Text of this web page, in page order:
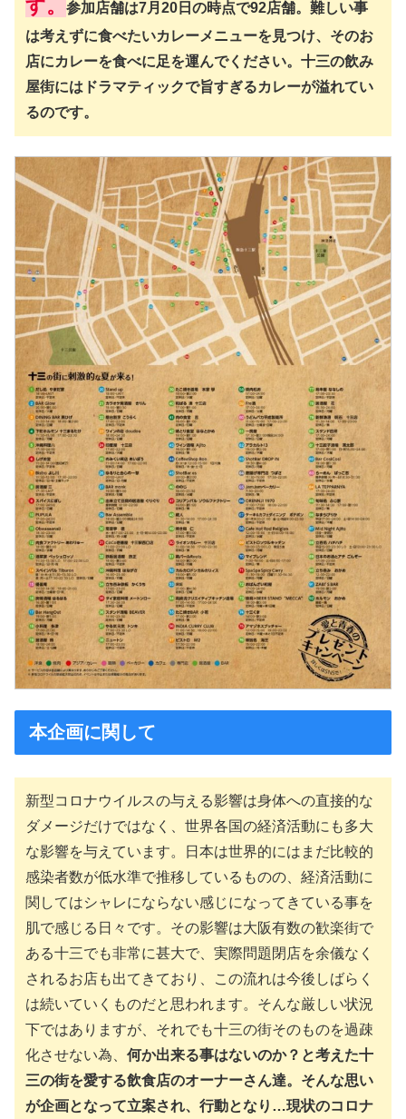
す。
参加店舗は7月20日の時点で92店舗。難しい事
は考えずに食べたいカレーメニューを見つけ、そのお
店にカレーを食べに足を運んでください。十三の飲み
屋街にはドラマティックで旨すぎるカレーが溢れてい
るのです。
本企画に関して
新型コロナウイルスの与える影響は身体への直接的な
ダメージだけではなく、世界各国の経済活動にも多大
な影響を与えています。日本は世界的にはまだ比較的
感染者数が低水準で推移しているものの、経済活動に
関してはシャレにならない感じになってきている事を
肌で感じる日々です。その影響は大阪有数の歓楽街で
ある十三でも非常に甚大で、実際問題閉店を余儀なく
されるお店も出てきており、この流れは今後しばらく
は続いていくものだと思われます。そんな厳しい状況
下ではありますが、それでも十三の街そのものを過疎
化させない為、 何か出来る事はないのか？と考えた十
三の街を愛する飲食店のオーナーさん達。そんな思い
が企画となって立案され、行動となり…現状のコロナ